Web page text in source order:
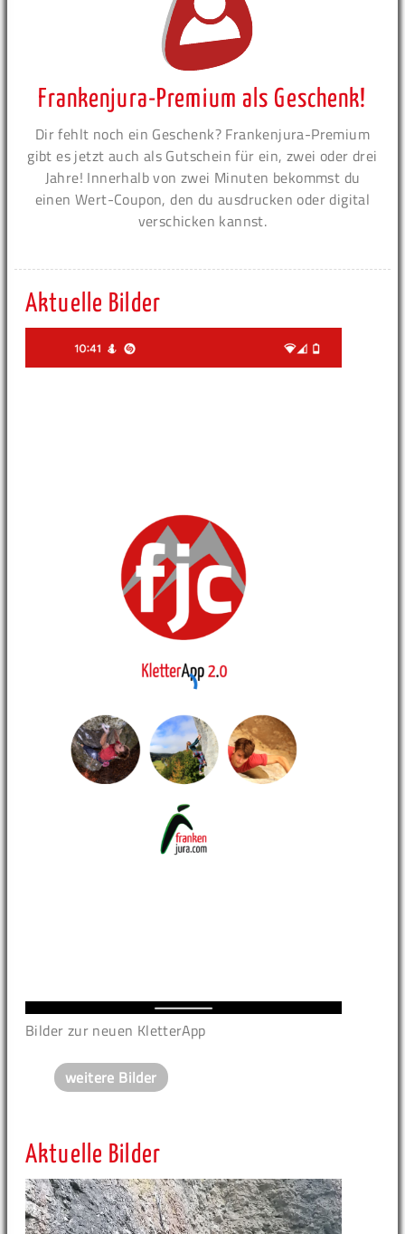
Frankenjura-Premium als Geschenk!
Dir fehlt noch ein Geschenk? Frankenjura-Premium
gibt es jetzt auch als Gutschein für ein, zwei oder drei
Jahre! Innerhalb von zwei Minuten bekommst du
einen Wert-Coupon, den du ausdrucken oder digital
verschicken kannst.
Aktuelle Bilder
Bilder zur neuen KletterApp
weitere Bilder
Aktuelle Bilder